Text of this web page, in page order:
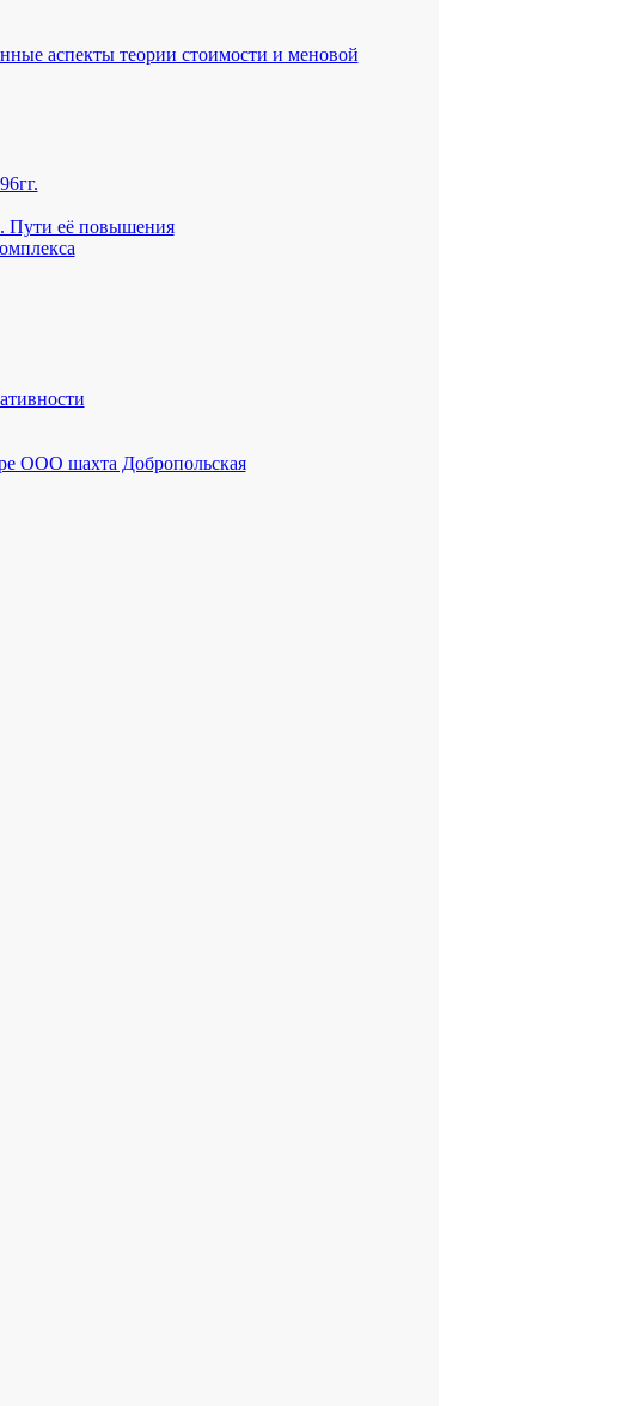
аспекты теории стоимости и меновой
Пути её повышения
ООО шахта Добропольская